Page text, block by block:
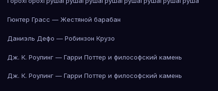
Гюнтер Грасс — Жестяной барабан
Даниэль Дефо — Робинзон Крузо
Дж. К. Роулинг — Гарри Поттер и философский камень
Дж. К. Роулинг — Гарри Поттер и философский камень